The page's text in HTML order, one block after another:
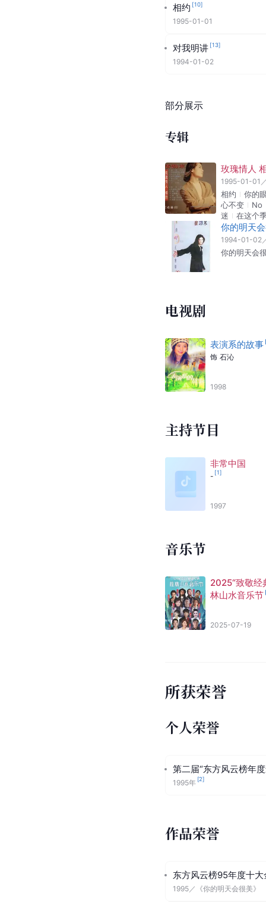
相约 [10]
1995-01-01
对我明讲 [13]
1994-01-02
部分展示
专辑
玫瑰情人
1995-01-01
相约
你的
心不变
No
迷
在这个
你的明天
1994-01-02
你的明天会
电视剧
表演系的故事
饰 石沁
1998
主持节目
非常中国
- [1]
1997
音乐节
2025“致敬经
林山水音乐节
2025-07-19
所获荣誉
个人荣誉
第二届“东方风云榜年
1995年 [2]
作品荣誉
东方风云榜95年度十大
1995／ 《你的明天会很美》